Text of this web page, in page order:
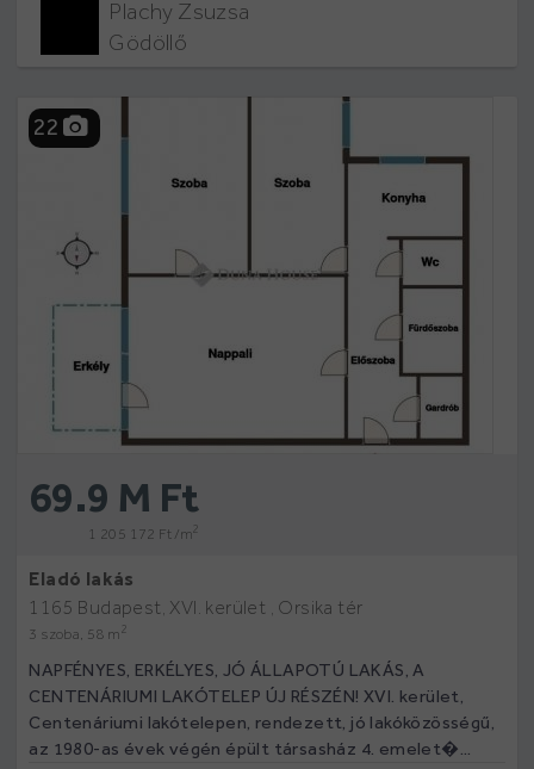
Plachy Zsuzsa
Gödöllő
22
69.9 M Ft
1 205 172 Ft /m2
Eladó lakás
1165 Budapest, XVI. kerület , Orsika tér
3 szoba, 58 m2
NAPFÉNYES, ERKÉLYES, JÓ ÁLLAPOTÚ LAKÁS, A
CENTENÁRIUMI LAKÓTELEP ÚJ RÉSZÉN! XVI. kerület,
Centenáriumi lakótelepen, rendezett, jó lakóközösségű,
az 1980-as évek végén épült társasház 4. emelet�...